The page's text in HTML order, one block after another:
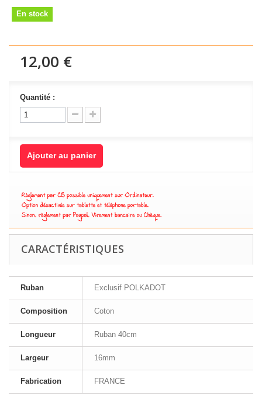
En stock
12,00 €
Quantité :
Ajouter au panier
CARACTÉRISTIQUES
Ruban Exclusif POLKADOT
Composition Coton
Longueur Ruban 40cm
Largeur 16mm
Fabrication FRANCE